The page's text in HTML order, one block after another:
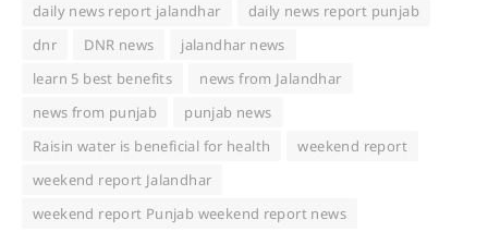
daily news report jalandhar
daily news report punjab
dnr
DNR news
jalandhar news
learn 5 best benefits
news from Jalandhar
news from punjab
punjab news
Raisin water is beneficial for health
weekend report
weekend report Jalandhar
weekend report Punjab weekend report news